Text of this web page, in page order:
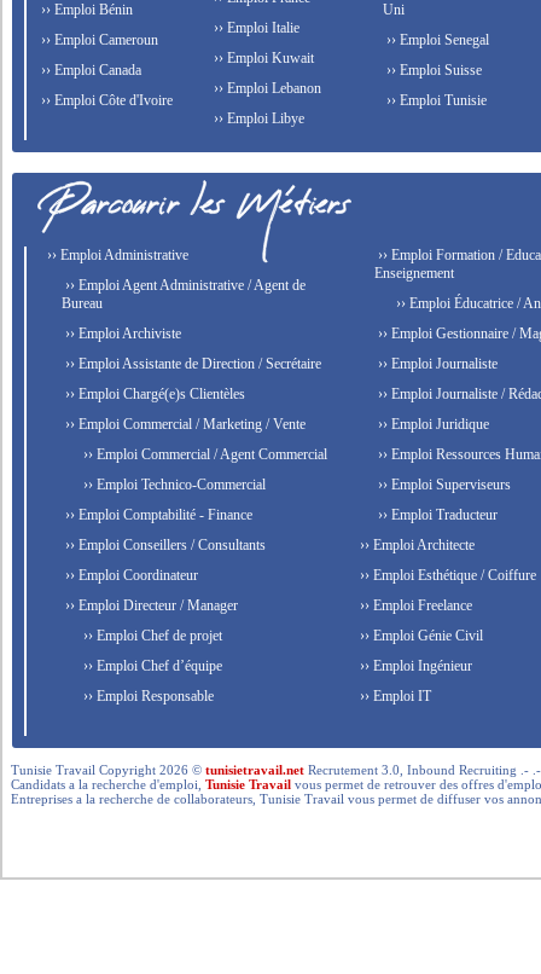
›› Emploi Bénin
›› Emploi Cameroun
›› Emploi Canada
›› Emploi Côte d'Ivoire
›› Emploi Italie
›› Emploi Kuwait
›› Emploi Lebanon
›› Emploi Libye
Uni
›› Emploi Senegal
›› Emploi Suisse
›› Emploi Tunisie
›› Emploi Administrative
›› Emploi Agent Administrative / Agent de
Bureau
›› Emploi Archiviste
›› Emploi Assistante de Direction / Secrétaire
›› Emploi Chargé(e)s Clientèles
›› Emploi Commercial / Marketing / Vente
›› Emploi Commercial / Agent Commercial
›› Emploi Technico-Commercial
›› Emploi Comptabilité - Finance
›› Emploi Conseillers / Consultants
›› Emploi Coordinateur
›› Emploi Directeur / Manager
›› Emploi Chef de projet
›› Emploi Chef d’équipe
›› Emploi Responsable
›› Emploi Formation /
Enseignement
›› Emploi Éducatrice /
›› Emploi Gestionnaire /
›› Emploi Journaliste
›› Emploi Journaliste /
›› Emploi Juridique
›› Emploi Ressources
›› Emploi Superviseurs
›› Emploi Traducteur
›› Emploi Architecte
›› Emploi Esthétique / Coiffure
›› Emploi Freelance
›› Emploi Génie Civil
›› Emploi Ingénieur
›› Emploi IT
Tunisie Travail Copyright 2026 ©tunisietravail.net Recrutement 3.0, Inbound Recruiting .-
Candidats a la recherche d'emploi,Tunisie Travail vous permet de retrouver des offres
Entreprises a la recherche de collaborateurs, Tunisie Travail vous permet de diffuser vos